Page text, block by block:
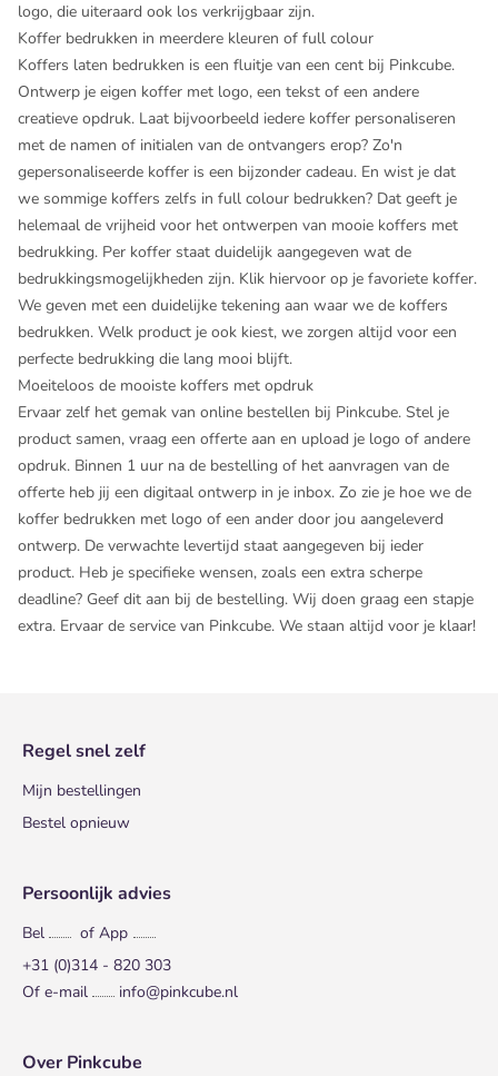
logo, die uiteraard ook los verkrijgbaar zijn.
Koffer bedrukken in meerdere kleuren of full colour
Koffers laten bedrukken is een fluitje van een cent bij Pinkcube.
Ontwerp je eigen koffer met logo, een tekst of een andere
creatieve opdruk. Laat bijvoorbeeld iedere koffer personaliseren
met de namen of initialen van de ontvangers erop? Zo'n
gepersonaliseerde koffer is een bijzonder cadeau. En wist je dat
we sommige koffers zelfs in full colour bedrukken? Dat geeft je
helemaal de vrijheid voor het ontwerpen van mooie koffers met
bedrukking. Per koffer staat duidelijk aangegeven wat de
bedrukkingsmogelijkheden zijn. Klik hiervoor op je favoriete koffer.
We geven met een duidelijke tekening aan waar we de koffers
bedrukken. Welk product je ook kiest, we zorgen altijd voor een
perfecte bedrukking die lang mooi blijft.
Moeiteloos de mooiste koffers met opdruk
Ervaar zelf het gemak van online bestellen bij Pinkcube. Stel je
product samen, vraag een offerte aan en upload je logo of andere
opdruk. Binnen 1 uur na de bestelling of het aanvragen van de
offerte heb jij een digitaal ontwerp in je inbox. Zo zie je hoe we de
koffer bedrukken met logo of een ander door jou aangeleverd
ontwerp. De verwachte levertijd staat aangegeven bij ieder
product. Heb je specifieke wensen, zoals een extra scherpe
deadline? Geef dit aan bij de bestelling. Wij doen graag een stapje
extra. Ervaar de service van Pinkcube. We staan altijd voor je klaar!
Regel snel zelf
Mijn bestellingen
Bestel opnieuw
Persoonlijk advies
Bel
of App
+31 (0)314 - 820 303
Of e-mail
info@pinkcube.nl
Over Pinkcube